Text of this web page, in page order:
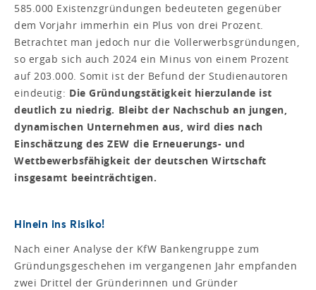
585.000 Existenzgründungen bedeuteten gegenüber
dem Vorjahr immerhin ein Plus von drei Prozent.
Betrachtet man jedoch nur die Voll­erwerbsgründungen,
so ergab sich auch 2024 ein Minus von einem Prozent
auf 203.000. Somit ist der Befund der Studienautoren
eindeutig: Die Gründungstätigkeit hierzulande ist
deutlich zu niedrig. Bleibt der Nachschub an jungen,
dynamischen Unternehmen aus, wird dies nach
Einschätzung des ZEW die Erneuerungs- und
Wettbewerbsfähigkeit der deutschen Wirtschaft
insgesamt beeinträchtigen.
Hinein ins Risiko!
Nach einer Analyse der KfW Bankengruppe zum
Gründungsgeschehen im vergangenen Jahr empfanden
zwei Drittel der Gründerinnen und Gründer